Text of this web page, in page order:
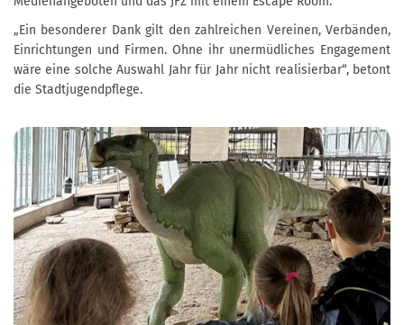
„Ein besonderer Dank gilt den zahlreichen Vereinen, Verbänden,
Einrichtungen und Firmen. Ohne ihr unermüdliches Engagement
wäre eine solche Auswahl Jahr für Jahr nicht realisierbar“, betont
die Stadtjugendpflege.